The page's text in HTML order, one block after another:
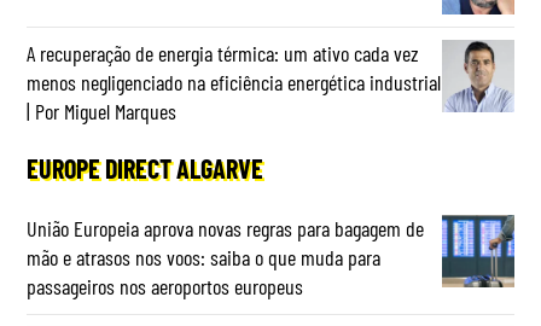
A recuperação de energia térmica: um ativo cada vez
menos negligenciado na eficiência energética industrial
| Por Miguel Marques
EUROPE DIRECT ALGARVE
União Europeia aprova novas regras para bagagem de
mão e atrasos nos voos: saiba o que muda para
passageiros nos aeroportos europeus